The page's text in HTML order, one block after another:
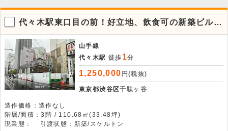
看板を出せるため、視認性も良好です。なかなか出ない好立地の物件と
なりますので、お早めにお問い合わせください。
代々木駅東口目の前！好立地、飲食可の新築ビルに
なります。
山手線
代々木駅 徒歩 1分
1,250,000 円(税抜)
東京都渋谷区千駄ヶ谷
造作価格：造作なし
階層/面積：3階 / 110.68㎡(33.48坪)
現業態：
引渡状態：新築/スケルトン